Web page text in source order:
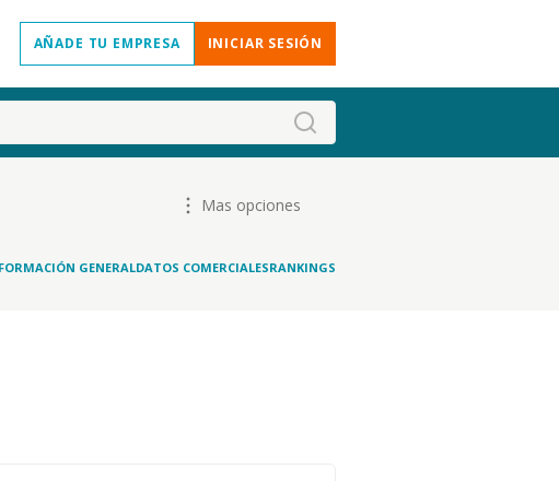
AÑADE TU EMPRESA INICIAR SESIÓN
Mas opciones
GENERALDATOS COMERCIALESRANKINGS